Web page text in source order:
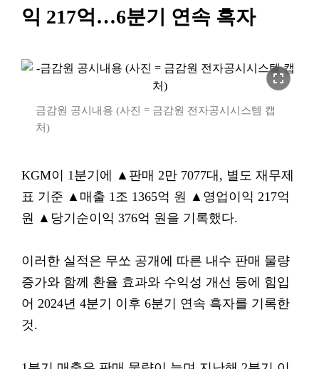
익 217억…6분기 연속 흑자
fullscreen
금감원 공시내용 (사진 = 금감원 전자공시시스템 캡
처)
KGM이 1분기에 ▲판매 2만 7077대, 별도 재무제
표 기준 ▲매출 1조 1365억 원 ▲영업이익 217억
원 ▲당기순이익 376억 원을 기록했다.
이러한 실적은 무쏘 공개에 따른 내수 판매 물량
증가와 함께 환율 효과와 수익성 개선 등에 힘입
어 2024년 4분기 이후 6분기 연속 흑자를 기록한
것.